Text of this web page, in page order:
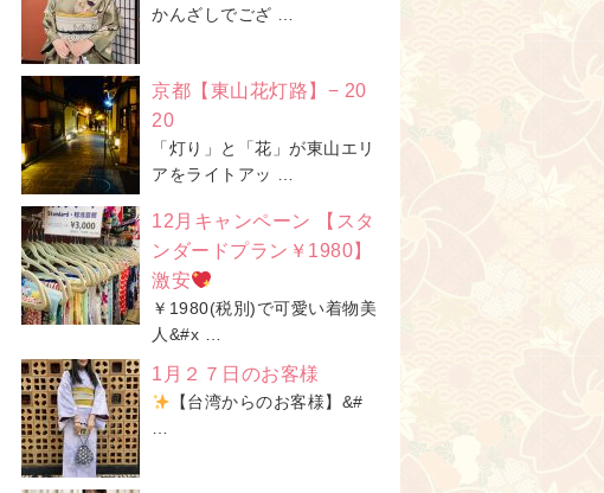
かんざしでござ …
京都【東山花灯路】− 20
20
「灯り」と「花」が東山エリ
アをライトアッ …
12月キャンペーン 【スタ
ンダードプラン￥1980】
激安
￥1980(税別)で可愛い着物美
人&#x …
1月２７日のお客様
【台湾からのお客様】&#
…